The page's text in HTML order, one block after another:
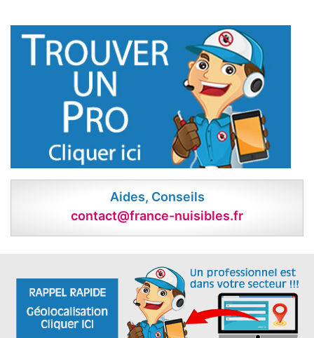
Aides, Conseils
contact@france-nuisibles.fr